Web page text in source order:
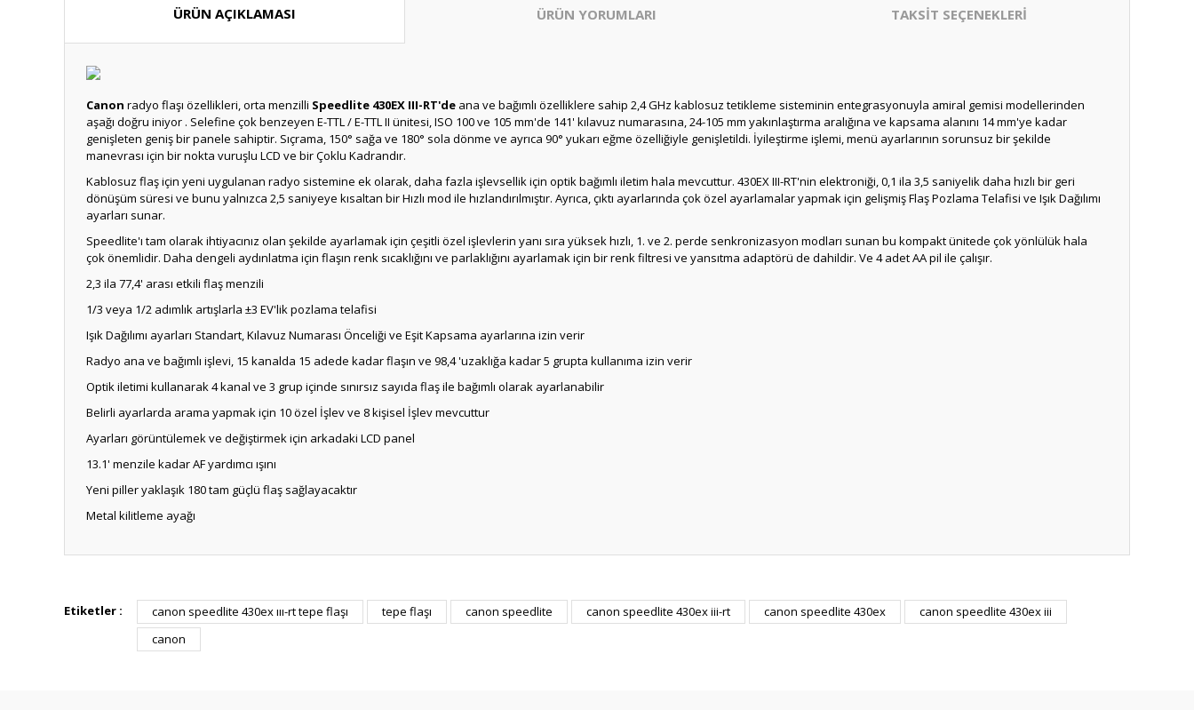
ÜRÜN AÇIKLAMASI ÜRÜN YORUMLARI TAKSİT SEÇENEKLERİ
Canon radyo flaşı özellikleri, orta menzilli Speedlite 430EX III-RT'de ana ve bağımlı özelliklere sahip 2,4 GHz kablosuz tetikleme sisteminin entegrasyonuyla amiral gemisi modellerinden
aşağı doğru iniyor . Selefine çok benzeyen E-TTL / E-TTL II ünitesi, ISO 100 ve 105 mm'de 141' kılavuz numarasına, 24-105 mm yakınlaştırma aralığına ve kapsama alanını 14 mm'ye kadar
genişleten geniş bir panele sahiptir. Sıçrama, 150° sağa ve 180° sola dönme ve ayrıca 90° yukarı eğme özelliğiyle genişletildi. İyileştirme işlemi, menü ayarlarının sorunsuz bir şekilde
manevrası için bir nokta vuruşlu LCD ve bir Çoklu Kadrandır.
Kablosuz flaş için yeni uygulanan radyo sistemine ek olarak, daha fazla işlevsellik için optik bağımlı iletim hala mevcuttur. 430EX III-RT'nin elektroniği, 0,1 ila 3,5 saniyelik daha hızlı bir geri
dönüşüm süresi ve bunu yalnızca 2,5 saniyeye kısaltan bir Hızlı mod ile hızlandırılmıştır. Ayrıca, çıktı ayarlarında çok özel ayarlamalar yapmak için gelişmiş Flaş Pozlama Telafisi ve Işık Dağılımı
ayarları sunar.
Speedlite'ı tam olarak ihtiyacınız olan şekilde ayarlamak için çeşitli özel işlevlerin yanı sıra yüksek hızlı, 1. ve 2. perde senkronizasyon modları sunan bu kompakt ünitede çok yönlülük hala
çok önemlidir. Daha dengeli aydınlatma için flaşın renk sıcaklığını ve parlaklığını ayarlamak için bir renk filtresi ve yansıtma adaptörü de dahildir. Ve 4 adet AA pil ile çalışır.
2,3 ila 77,4' arası etkili flaş menzili
1/3 veya 1/2 adımlık artışlarla ±3 EV'lik pozlama telafisi
Işık Dağılımı ayarları Standart, Kılavuz Numarası Önceliği ve Eşit Kapsama ayarlarına izin verir
Radyo ana ve bağımlı işlevi, 15 kanalda 15 adede kadar flaşın ve 98,4 'uzaklığa kadar 5 grupta kullanıma izin verir
Optik iletimi kullanarak 4 kanal ve 3 grup içinde sınırsız sayıda flaş ile bağımlı olarak ayarlanabilir
Belirli ayarlarda arama yapmak için 10 özel İşlev ve 8 kişisel İşlev mevcuttur
Ayarları görüntülemek ve değiştirmek için arkadaki LCD panel
13.1' menzile kadar AF yardımcı ışını
Yeni piller yaklaşık 180 tam güçlü flaş sağlayacaktır
Metal kilitleme ayağı
Bu ürüne ilk yorumu siz yapın!
Etiketler : canon speedlite 430ex ııı-rt tepe flaşı tepe flaşı canon speedlite canon speedlite 430ex iii-rt canon speedlite 430ex
canon speedlite 430ex iii
canon